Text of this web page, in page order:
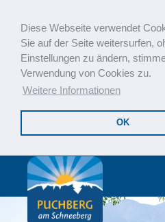
Diese Webseite verwendet
Sie auf der Seite weitersurfen,
Einstellungen zu ändern,
Verwendung von Cookies zu.
Weitere Informationen
OK